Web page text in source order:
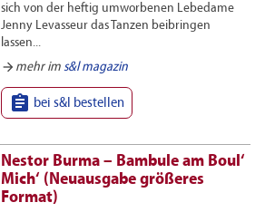
sich von der heftig umworbenen Lebedame
Jenny Levasseur das Tanzen beibringen
lassen...
arrow_forward mehr im s&l magazin
 bei s&l bestellen
Nestor Burma – Bambule am Boul‘
Mich‘ (Neuausgabe größeres
Format)